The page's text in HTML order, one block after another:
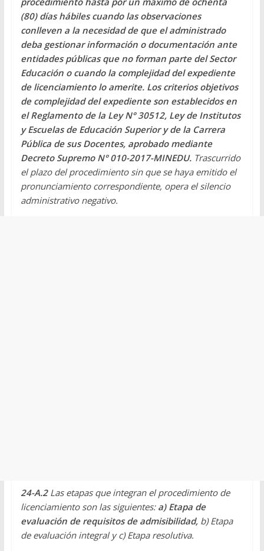
(80) días hábiles cuando las observaciones
conlleven a la necesidad de que el administrado
deba gestionar información o documentación ante
entidades públicas que no forman parte del Sector
Educación o cuando la complejidad del expediente
de licenciamiento lo amerite. Los criterios objetivos
de complejidad del expediente son establecidos en
el Reglamento de la Ley N° 30512, Ley de Institutos
y Escuelas de Educación Superior y de la Carrera
Pública de sus Docentes, aprobado mediante
Decreto Supremo N° 010-2017-MINEDU. Trascurrido
el plazo del procedimiento sin que se haya emitido el
pronunciamiento correspondiente, opera el silencio
administrativo negativo.
24-A.2 Las etapas que integran el procedimiento de
licenciamiento son las siguientes: a) Etapa de
evaluación de requisitos de admisibilidad,b) Etapa
de evaluación integral y c) Etapa resolutiva.